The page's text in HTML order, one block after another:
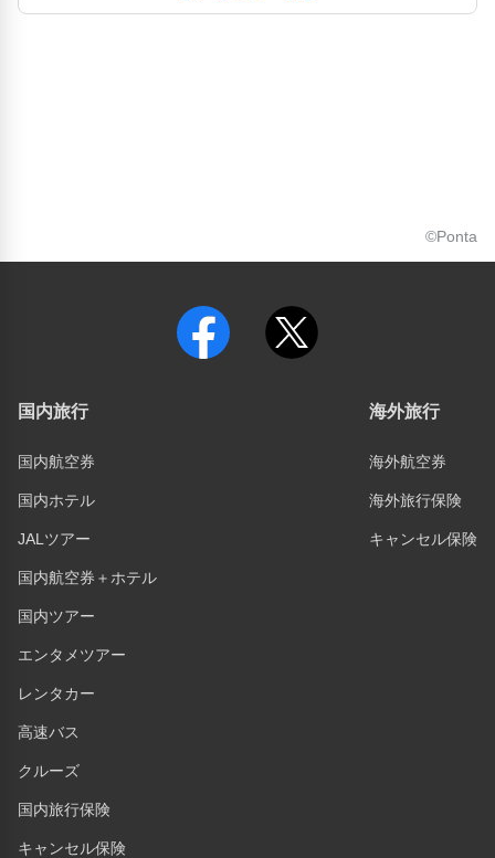
©Ponta
国内旅行
国内航空券
国内ホテル
JALツアー
国内航空券＋ホテル
国内ツアー
エンタメツアー
レンタカー
高速バス
クルーズ
国内旅行保険
キャンセル保険
海外旅行
海外航空券
海外旅行保険
キャンセル保険